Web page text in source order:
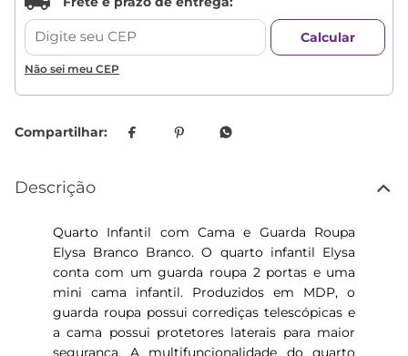
Não sei meu CEP
Descrição
Quarto Infantil com Cama e Guarda Roupa
Elysa Branco Branco. O quarto infantil Elysa
conta com um guarda roupa 2 portas e uma
mini cama infantil. Produzidos em MDP, o
guarda roupa possui corrediças telescópicas e
a cama possui protetores laterais para maior
segurança. A multifuncionalidade do quarto